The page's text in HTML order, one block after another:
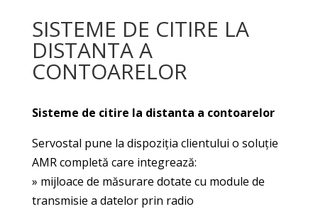
SISTEME DE CITIRE LA
DISTANTA A
CONTOARELOR
Sisteme de citire la distanta a contoarelor
Servostal pune la dispoziţia clientului o soluţie
AMR completă care integrează:
» mijloace de măsurare dotate cu module de
transmisie a datelor prin radio